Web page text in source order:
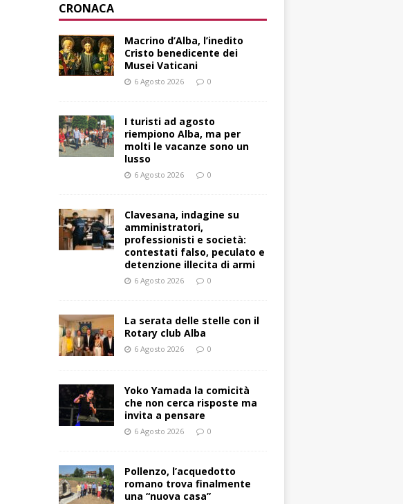
CRONACA
Macrino d’Alba, l’inedito
Cristo benedicente dei
Musei Vaticani
6 Agosto 2026 0
I turisti ad agosto
riempiono Alba, ma per
molti le vacanze sono un
lusso
6 Agosto 2026 0
Clavesana, indagine su
amministratori,
professionisti e società:
contestati falso, peculato e
detenzione illecita di armi
6 Agosto 2026 0
La serata delle stelle con il
Rotary club Alba
6 Agosto 2026 0
Yoko Yamada la comicità
che non cerca risposte ma
invita a pensare
6 Agosto 2026 0
Pollenzo, l’acquedotto
romano trova finalmente
una “nuova casa”